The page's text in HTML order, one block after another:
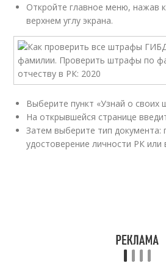
Откройте главное меню, нажав
верхнем углу экрана.
Выберите пункт «Узнай о своих
На открывшейся странице
Затем выберите тип документа:
удостоверение личности РК или